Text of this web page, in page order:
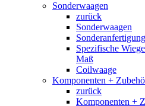
Sonderwaagen
zurück
Sonderwaagen
Spezifische
Maß
Coilwaage
Komponenten +
zurück
Komponenten +